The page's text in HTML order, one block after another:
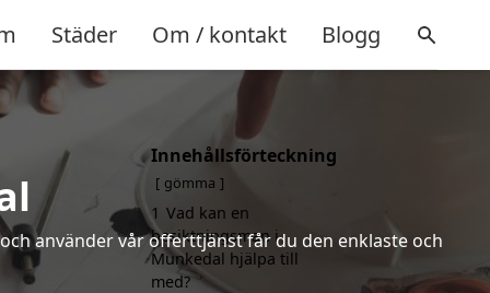
Städer Om / kontakt Blogg
använder vår offerttjänst får du den enklaste och
Innehållsförteckning
gömma
1 Vad kan en
besiktningsman i
Munkedal hjälpa till
med?